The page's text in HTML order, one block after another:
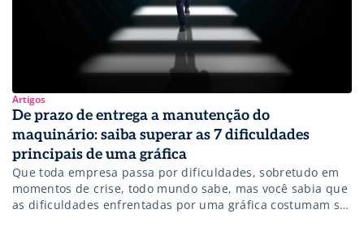
Artigos
De prazo de entrega a manutenção do
maquinário: saiba superar as 7 dificuldades
principais de uma gráfica
Que toda empresa passa por dificuldades, sobretudo em
momentos de crise, todo mundo sabe, mas você sabia que
as dificuldades enfrentadas por uma gráfica costumam ser